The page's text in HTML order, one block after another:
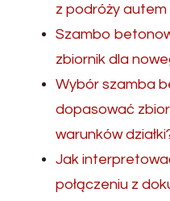
z podróży
Szambo
zbiornik dla
Wybór szamba
dopasować
warunków
Jak
połączeniu z